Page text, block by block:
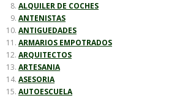
ALQUILER DE COCHES
ANTENISTAS
ANTIGUEDADES
ARMARIOS EMPOTRADOS
ARQUITECTOS
ARTESANIA
ASESORIA
AUTOESCUELA